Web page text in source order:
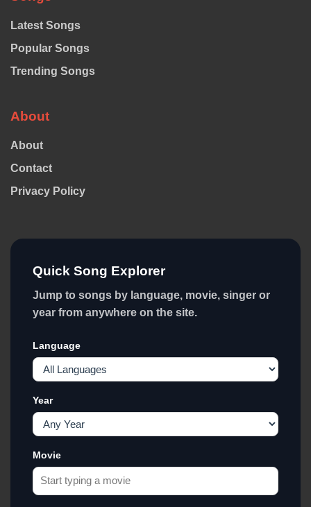
Latest Songs
Popular Songs
Trending Songs
About
About
Contact
Privacy Policy
Quick Song Explorer
Jump to songs by language, movie, singer or
year from anywhere on the site.
Language
Year
Movie